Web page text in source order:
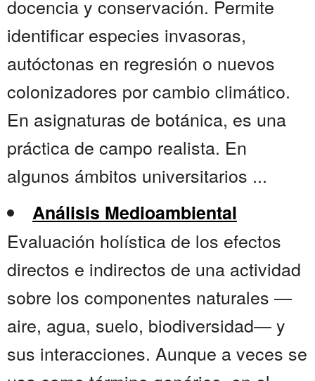
docencia y conservación. Permite
identificar especies invasoras,
autóctonas en regresión o nuevos
colonizadores por cambio climático.
En asignaturas de botánica, es una
práctica de campo realista. En
algunos ámbitos universitarios ...
Análisis Medioambiental
Evaluación holística de los efectos
directos e indirectos de una actividad
sobre los componentes naturales —
aire, agua, suelo, biodiversidad— y
sus interacciones. Aunque a veces se